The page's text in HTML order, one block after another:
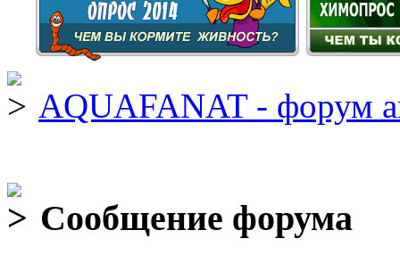
AQUAFANAT - форум
Сообщение форума